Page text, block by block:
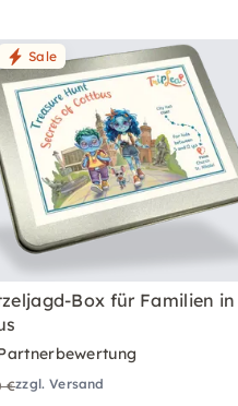
Sale
Box für Familien in
€zzgl. Versand